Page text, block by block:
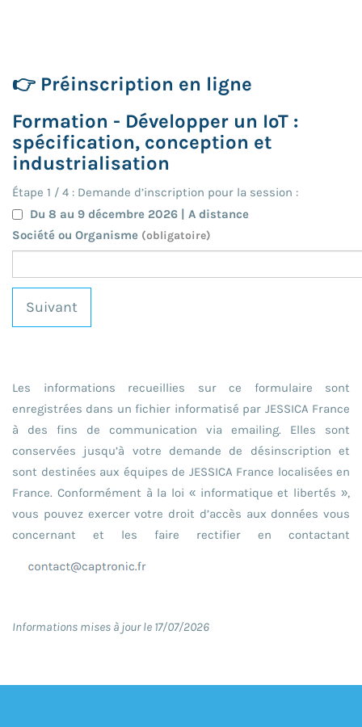
👉 Préinscription en ligne
Formation - Développer un IoT :
spécification, conception et
industrialisation
Étape 1 / 4 : Demande d’inscription pour la session :
Du 8 au 9 décembre 2026 | A distance
Société ou Organisme (obligatoire)
Suivant
Les informations recueillies sur ce formulaire sont
enregistrées dans un fichier informatisé par JESSICA France
à des fins de communication via emailing. Elles sont
conservées jusqu’à votre demande de désinscription et
sont destinées aux équipes de JESSICA France localisées en
France. Conformément à la loi « informatique et libertés »,
vous pouvez exercer votre droit d’accès aux données vous
concernant et les faire rectifier en contactant
Informations mises à jour le 17/07/2026